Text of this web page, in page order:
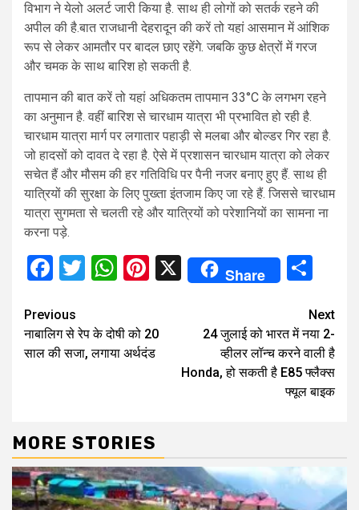
विभाग ने येलो अलर्ट जारी किया है. साथ ही लोगों को सतर्क रहने की
अपील की है.बात राजधानी देहरादून की करें तो यहां आसमान में आंशिक
रूप से लेकर आमतौर पर बादल छाए रहेंगे. जबकि कुछ क्षेत्रों में गरज
और चमक के साथ बारिश हो सकती है.
तापमान की बात करें तो यहां अधिकतम तापमान 33°C के लगभग रहने
का अनुमान है. वहीं बारिश से चारधाम यात्रा भी प्रभावित हो रही है.
चारधाम यात्रा मार्ग पर लगातार पहाड़ी से मलबा और बोल्डर गिर रहा है.
जो हादसों को दावत दे रहा है. ऐसे में प्रशासन चारधाम यात्रा को लेकर
सचेत हैं और मौसम की हर गतिविधि पर पैनी नजर बनाए हुए हैं. साथ ही
यात्रियों की सुरक्षा के लिए पुख्ता इंतजाम किए जा रहे हैं. जिससे चारधाम
यात्रा सुगमता से चलती रहे और यात्रियों को परेशानियों का सामना ना
करना पड़े.
Facebook
Twitter
WhatsApp
Pinterest
X Share
Continue
Reading
Previous
नाबालिग से रेप के दोषी को 20
साल की सजा, लगाया अर्थदंड
Next
24 जुलाई को भारत में नया 2-
व्हीलर लॉन्च करने वाली है
Honda, हो सकती है E85 फ्लैक्स
फ्यूल बाइक
MORE STORIES